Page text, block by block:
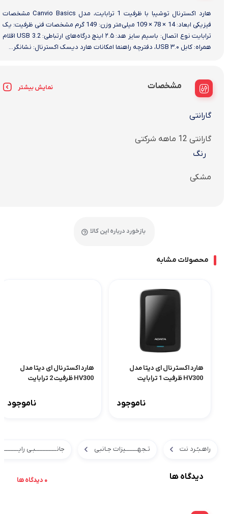
هارد اکسترنال توشیبا با ظرفیت 1 ترابایت، مدل Canvio Basics مشخصات
فیزیکی ابعاد: 14 × 78 × 109 میلی‌متر وزن: 149 گرم مشخصات فنی ظرفیت: یک
ترابایت نوع اتصال: باسیم سایز هد: ۲.۵ اینچ درگاه‌های ارتباطی: USB 3.2 اقلام
همراه: کابل USB ۳.۰، دفترچه راهنما امکانات هارد دیسک اکسترنال: نشانگر...
مشخصات نمایش بیشتر
گارانتی
گارانتی 12 ماهه شرکتی
رنگ
مشکی
بازخورد درباره این کالا
محصولات مشابه
هارد اکسترنال ای دیتا مدل
HV300 ظرفیت 1 ترابایت
ناموجود
هارد اکسترنال ای دیتا مدل
HV300 ظرفیت 2 ترابایت
ناموجود
راهـبـُـرد نت تـجهــــــــیزات جـانبی جانــــــــــــــبـی
دیدگاه ها 0 دیدگاه ها